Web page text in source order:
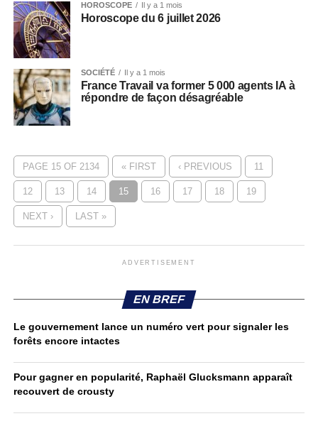
HOROSCOPE Il y a 1 mois
Horoscope du 6 juillet 2026
SOCIÉTÉ Il y a 1 mois
France Travail va former 5 000 agents IA à
répondre de façon désagréable
PAGE 15 OF 2134 « FIRST ‹ PREVIOUS 11
12 13 14 15 16 17 18 19
NEXT › LAST »
ADVERTISEMENT
EN BREF
Le gouvernement lance un numéro vert pour signaler les
forêts encore intactes
Pour gagner en popularité, Raphaël Glucksmann apparaît
recouvert de crousty